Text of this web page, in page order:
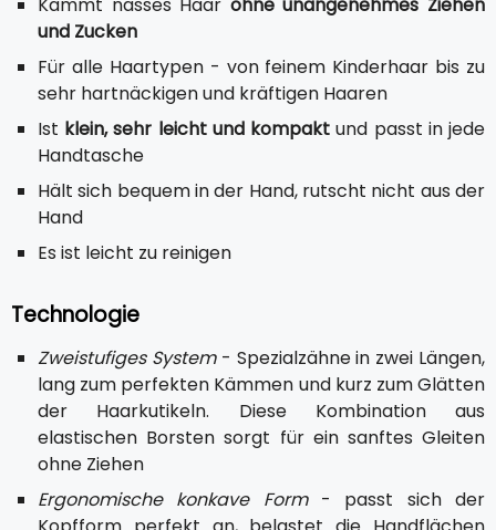
und Zucken
Für alle Haartypen - von feinem Kinderhaar bis zu
sehr hartnäckigen und kräftigen Haaren
Ist klein, sehr leicht und kompakt und passt in jede
Handtasche
Hält sich bequem in der Hand, rutscht nicht aus der
Hand
Es ist leicht zu reinigen
Technologie
Zweistufiges System- Spezialzähne in zwei Längen,
lang zum perfekten Kämmen und kurz zum Glätten
der Haarkutikeln. Diese Kombination aus
elastischen Borsten sorgt für ein sanftes Gleiten
ohne Ziehen
Ergonomische konkave Form- passt sich der